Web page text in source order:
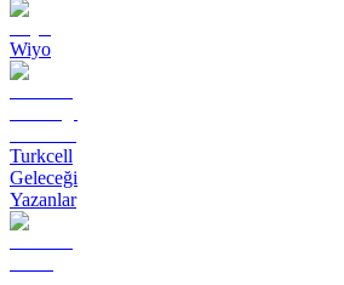
Wiyo
Turkcell
Geleceği
Yazanlar